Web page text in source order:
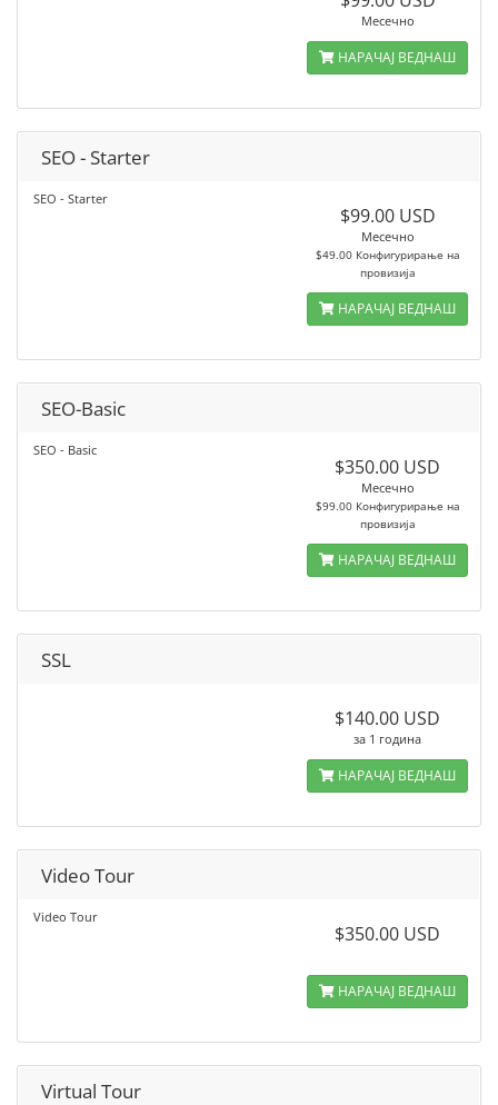
Месечно
НАРАЧАЈ ВЕДНАШ
SEO - Starter
SEO - Starter
$99.00 USD
Месечно
$49.00 Конфигурирање на
провизија
НАРАЧАЈ ВЕДНАШ
SEO-Basic
SEO - Basic
$350.00 USD
Месечно
$99.00 Конфигурирање на
провизија
НАРАЧАЈ ВЕДНАШ
SSL
$140.00 USD
за 1 година
НАРАЧАЈ ВЕДНАШ
Video Tour
Video Tour
$350.00 USD
НАРАЧАЈ ВЕДНАШ
Virtual Tour